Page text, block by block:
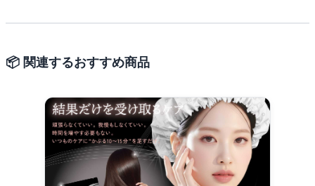
📦 関連するおすすめ商品